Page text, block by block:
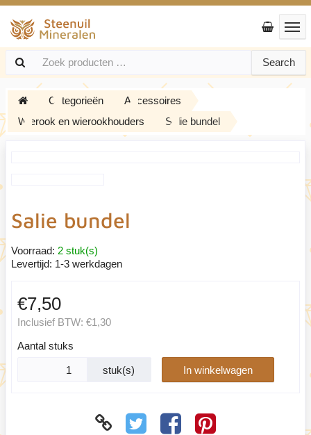
Search
Categorieën
Accessoires
Wierook en wierookhouders
Salie bundel
Salie bundel
Voorraad: 2 stuk(s)
Levertijd: 1-3 werkdagen
€7,50
Inclusief BTW: €1,30
Aantal stuks
stuk(s) In winkelwagen